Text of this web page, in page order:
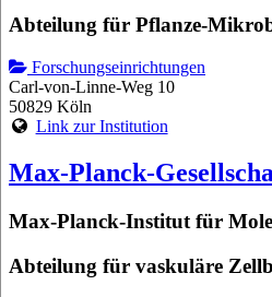
Abteilung für Pflanze-
Forschungseinrichtungen
Carl-von-Linne-Weg 10
50829 Köln
Link zur Institution
Max-Planck-
Max-Planck-Institut für
Abteilung für vaskuläre